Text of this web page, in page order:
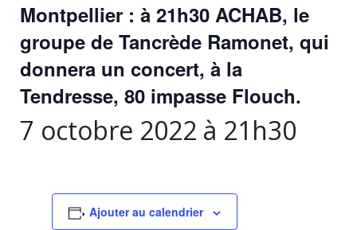
Montpellier : à 21h30 ACHAB, le
groupe de Tancrède Ramonet, qui
donnera un concert, à la
Tendresse, 80 impasse Flouch.
7 octobre 2022 à 21h30
Ajouter au calendrier